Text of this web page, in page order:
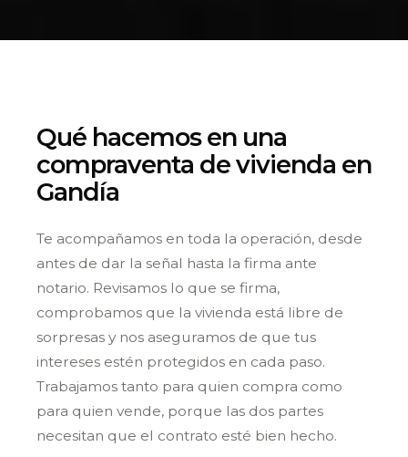
Qué hacemos en una
compraventa de vivienda en
Gandía
Te acompañamos en toda la operación, desde
antes de dar la señal hasta la firma ante
notario. Revisamos lo que se firma,
comprobamos que la vivienda está libre de
sorpresas y nos aseguramos de que tus
intereses estén protegidos en cada paso.
Trabajamos tanto para quien compra como
para quien vende, porque las dos partes
necesitan que el contrato esté bien hecho.